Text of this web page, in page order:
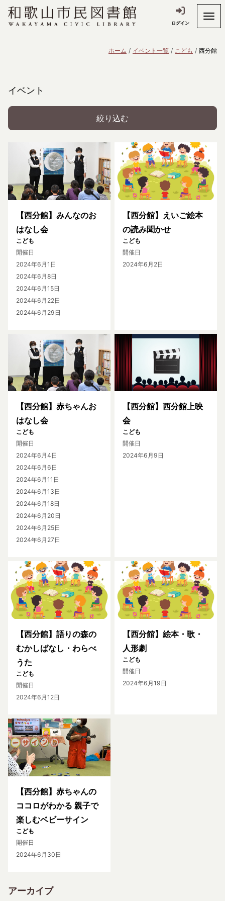
ログイン
ホーム イベント一覧 こども 西分館
イベント
絞り込む
【西分館】みんなのお
はなし会
こども
開催日
2024年6月1日
2024年6月8日
2024年6月15日
2024年6月22日
2024年6月29日
【西分館】えいご絵本
の読み聞かせ
こども
開催日
2024年6月2日
【西分館】赤ちゃんお
はなし会
こども
開催日
2024年6月4日
2024年6月6日
2024年6月11日
2024年6月13日
2024年6月18日
2024年6月20日
2024年6月25日
2024年6月27日
【西分館】西分館上映
会
こども
開催日
2024年6月9日
【西分館】語りの森の
むかしばなし・わらべ
うた
こども
開催日
2024年6月12日
【西分館】絵本・歌・
人形劇
こども
開催日
2024年6月19日
【西分館】赤ちゃんの
ココロがわかる 親子で
楽しむベビーサイン
こども
開催日
2024年6月30日
アーカイブ